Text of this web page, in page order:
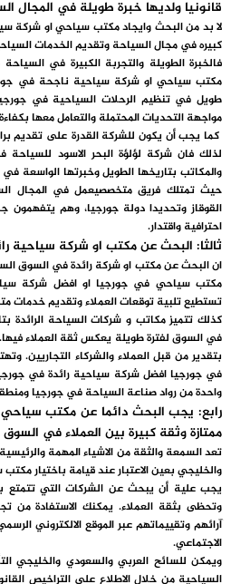
قانونيا ولديها خبرة طويلة في المجال
لا بد من البحث وايجاد مكتب سياحي او شركة
كبيره في مجال السياحة وتقديم الخدمات
فالخبرة الطويلة والتجربة الكبيرة في
مكتب سياحي او شركة سياحية ناجحة في
طويل في تنظيم الرحلات السياحية في
مواجهة التحديات المحتملة والتعامل معها
كما يجب أن يكون للشركة القدرة على تقديم
لذلك فان شركة لؤلؤة البحر الاسود
والمكاتب بتاريخها الطويل وخبرتها الواسعة
حيث تمتلك فريق متخصصيعمل في المجال
القوقاز وتحديدا دولة جورجيا، وهم يتفهمون
احترافية واقتدار.
ثالثا: البحث عن مكتب او شركة سياحية
ان البحث عن مكتب او شركة رائدة في السوق
مكتب سياحي في جورجيا او افضل شركة
تستطيع تلبية توقعات العملاء وتقديم خدمات
كذلك تتميز مكاتب و شركات السياحة الرائدة
في السوق لفترة طويلة يعكس ثقة العملاء
بتقدير من قبل العملاء والشركاء التجاريين.
في جورجيا افضل شركة سياحية رائدة في
واحدة من رواد صناعة السياحة في جورجيا
رابع: يجب البحث دائما عن مكتب
ممتازة وثقة كبيرة بين العملاء في
تعد السمعة والثقة من الاشياء المهمة
والخليجي بعين الاعتبار عند قيامة باختيار
يجب علية أن يبحث عن الشركات التي تتمتع
وتحظى بثقة العملاء. يمكنك الاستفادة من
آرائهم وتقييماتهم عبر الموقع الالكتروني
الاجتماعي.
ويمكن للسائح العربي والسعودي والخليجي
السياحية من خلال الاطلاع على التراخيص